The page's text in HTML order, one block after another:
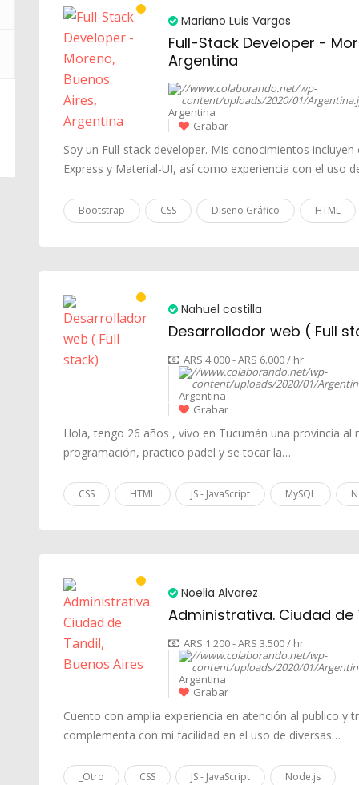
Mariano Luis Vargas
Full-Stack Developer -
Argentina
Argentina
Grabar
Soy un Full-stack developer. Mis conocimientos
Express y Material-UI, así como experiencia con el uso
Bootstrap CSS Diseño Gráfico HTML
Nahuel castilla
Desarrollador web ( Full
ARS 4.000 - ARS 6.000 / hr
Argentina
Grabar
Hola, tengo 26 años , vivo en Tucumán una provincia
programación, practico padel y se tocar la…
CSS HTML JS - JavaScript MySQL
Noelia Alvarez
Administrativa. Ciudad de
ARS 1.200 - ARS 3.500 / hr
Argentina
Grabar
Cuento con amplia experiencia en atención al publico y
complementa con mi facilidad en el uso de diversas…
_Otro CSS JS - JavaScript Node.js